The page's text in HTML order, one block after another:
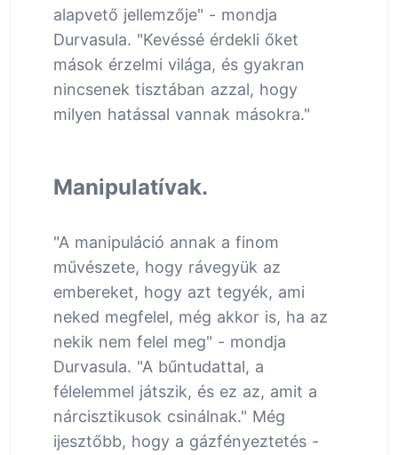
alapvető jellemzője" - mondja
Durvasula. "Kevéssé érdekli őket
mások érzelmi világa, és gyakran
nincsenek tisztában azzal, hogy
milyen hatással vannak másokra."
Manipulatívak.
"A manipuláció annak a finom
művészete, hogy rávegyük az
embereket, hogy azt tegyék, ami
neked megfelel, még akkor is, ha az
nekik nem felel meg" - mondja
Durvasula. "A bűntudattal, a
félelemmel játszik, és ez az, amit a
nárcisztikusok csinálnak." Még
ijesztőbb, hogy a gázfényeztetés -